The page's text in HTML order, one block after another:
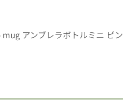
アンブレラボトルミニ ピン